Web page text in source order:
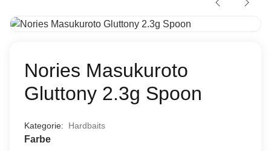
Nories Masukuroto
Gluttony 2.3g Spoon
Kategorie: Hardbaits
Farbe